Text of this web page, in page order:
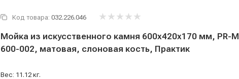
Код товара: 032.226.046
Мойка из искусственного камня 600x420x170 мм, PR-M
600-002, матовая, слоновая кость, Практик
Вес: 11.12 кг.